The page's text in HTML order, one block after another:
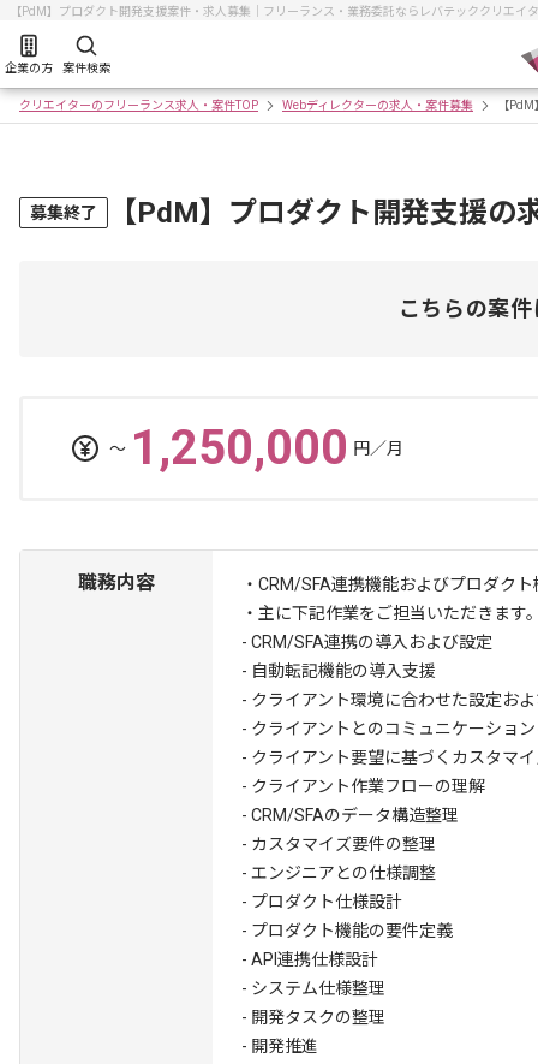
【PdM】プロダクト開発支援案件・求人募集｜フリーランス・業務委託ならレバテッククリエイ
企業の方 案件検索
クリエイターのフリーランス求人・案件TOP Webディレクターの求人・案件募集 【
募集終了 【PdM】プロダクト開発支援の
こちらの案
〜 1,250,000 円／月
職務内容
・CRM/SFA連携機能およびプロダク
・主に下記作業をご担当いただきます
- CRM/SFA連携の導入および設定
- 自動転記機能の導入支援
- クライアント環境に合わせた設定お
- クライアントとのコミュニケーショ
- クライアント要望に基づくカスタマ
- クライアント作業フローの理解
- CRM/SFAのデータ構造整理
- カスタマイズ要件の整理
- エンジニアとの仕様調整
- プロダクト仕様設計
- プロダクト機能の要件定義
- API連携仕様設計
- システム仕様整理
- 開発タスクの整理
- 開発推進